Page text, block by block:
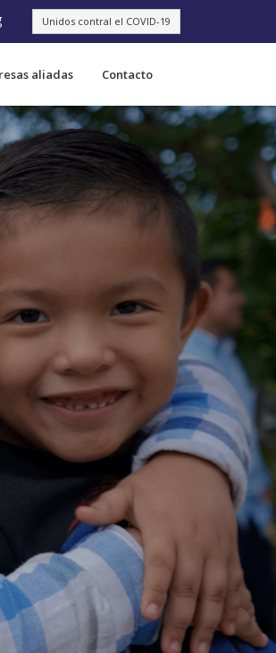
Unidos contral el COVID-19
aliadas Contacto